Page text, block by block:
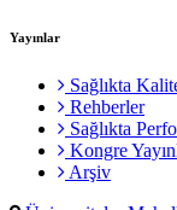
Yayınlar
Sağlıkta
Rehberler
Sağlıkta
Kongre
Arşiv